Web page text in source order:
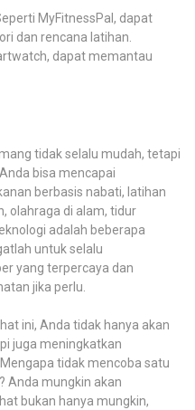
MyFitnessPal, dapat
dan rencana latihan.
dapat memantau
tidak selalu mudah, tetapi
bisa mencapai
berbasis nabati, latihan
olahraga di alam, tidur
adalah beberapa
untuk selalu
yang terpercaya dan
jika perlu.
ini, Anda tidak hanya akan
juga meningkatkan
tidak mencoba satu
Anda mungkin akan
bukan hanya mungkin,